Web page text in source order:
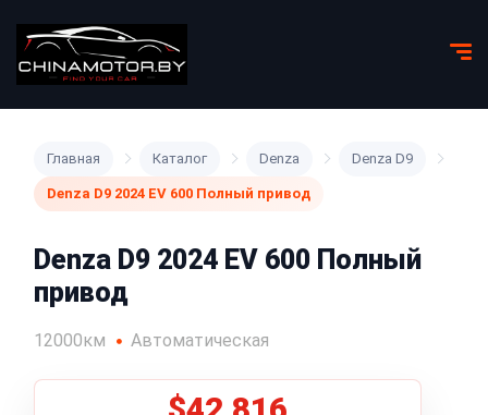
Главная Каталог Denza Denza D9
Denza D9 2024 EV 600 Полный привод
Denza D9 2024 EV 600 Полный
привод
12000км Автоматическая